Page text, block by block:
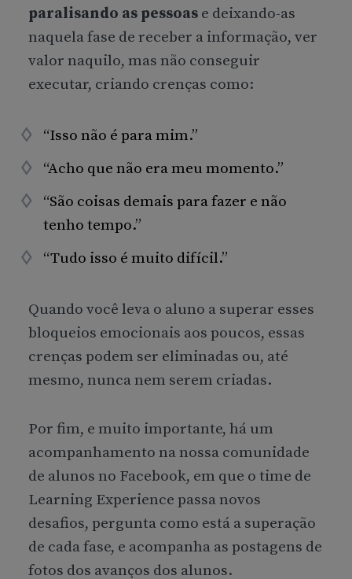
paralisando as pessoase deixando-as
naquela fase de receber a informação, ver
valor naquilo, mas não conseguir
executar, criando crenças como:
“Isso não é para mim.”
“Acho que não era meu momento.”
“São coisas demais para fazer e não
tenho tempo.”
“Tudo isso é muito difícil.”
Quando você leva o aluno a superar esses
bloqueios emocionais aos poucos, essas
crenças podem ser eliminadas ou, até
mesmo, nunca nem serem criadas.
Por fim, e muito importante, há um
acompanhamento na nossa comunidade
de alunos no Facebook, em que o time de
Learning Experience passa novos
desafios, pergunta como está a superação
de cada fase, e acompanha as postagens de
fotos dos avanços dos alunos.